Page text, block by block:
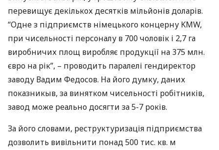
перевищує декількох десятків мільйонів доларів.
“Одне з підприємств німецького концерну KMW,
при чисельності персоналу в 700 чоловік і 2,7 га
виробничих площ виробляє продукції на 375 млн.
євро на рік”, – проводить паралелі гендиректор
заводу Вадим Федосов. На його думку, даних
показникыв, за винятком чисельності робітників,
завод може реально досягти за 5-7 років.
За його словами, реструктуризація підприємства
дозволить вивільнити понад 500 тис. кв. м